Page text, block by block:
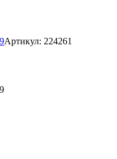
Артикул: 224261